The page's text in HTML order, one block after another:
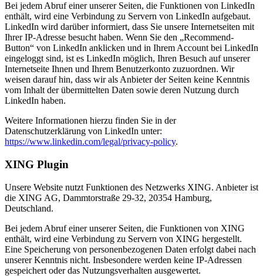
Bei jedem Abruf einer unserer Seiten, die Funktionen von LinkedIn
enthält, wird eine Verbindung zu Servern von LinkedIn aufgebaut.
LinkedIn wird darüber informiert, dass Sie unsere Internetseiten mit
Ihrer IP-Adresse besucht haben. Wenn Sie den „Recommend-
Button“ von LinkedIn anklicken und in Ihrem Account bei LinkedIn
eingeloggt sind, ist es LinkedIn möglich, Ihren Besuch auf unserer
Internetseite Ihnen und Ihrem Benutzerkonto zuzuordnen. Wir
weisen darauf hin, dass wir als Anbieter der Seiten keine Kenntnis
vom Inhalt der übermittelten Daten sowie deren Nutzung durch
LinkedIn haben.
Weitere Informationen hierzu finden Sie in der
Datenschutzerklärung von LinkedIn unter:
https://www.linkedin.com/legal/privacy-policy.
XING Plugin
Unsere Website nutzt Funktionen des Netzwerks XING. Anbieter ist
die XING AG, Dammtorstraße 29-32, 20354 Hamburg,
Deutschland.
Bei jedem Abruf einer unserer Seiten, die Funktionen von XING
enthält, wird eine Verbindung zu Servern von XING hergestellt.
Eine Speicherung von personenbezogenen Daten erfolgt dabei nach
unserer Kenntnis nicht. Insbesondere werden keine IP-Adressen
gespeichert oder das Nutzungsverhalten ausgewertet.